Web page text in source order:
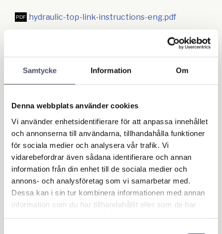
Samtycke Information Om
Denna webbplats använder cookies
Vi använder enhetsidentifierare för att anpassa innehållet
och annonserna till användarna, tillhandahålla funktioner
för sociala medier och analysera vår trafik. Vi
vidarebefordrar även sådana identifierare och annan
information från din enhet till de sociala medier och
annons- och analysföretag som vi samarbetar med.
Dessa kan i sin tur kombinera informationen med annan
information som du har tillhandahållit eller som de har
hydraulic-top-link-instructions-eng.pdf
Relaterade produkter